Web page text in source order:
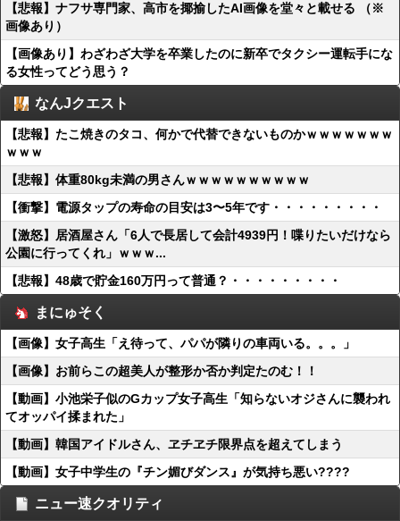
【悲報】ナフサ専門家、高市を揶揄したAI画像を堂々と載せる （※
画像あり）
【画像あり】わざわざ大学を卒業したのに新卒でタクシー運転手にな
る女性ってどう思う？
なんJクエスト
【悲報】たこ焼きのタコ、何かで代替できないものかｗｗｗｗｗｗｗ
ｗｗｗ
【悲報】体重80kg未満の男さんｗｗｗｗｗｗｗｗｗｗ
【衝撃】電源タップの寿命の目安は3〜5年です・・・・・・・・・
【激怒】居酒屋さん「6人で長居して会計4939円！喋りたいだけなら
公園に行ってくれ」ｗｗｗ...
【悲報】48歳で貯金160万円って普通？・・・・・・・・・
まにゅそく
【画像】女子高生「え待って、パパが隣りの車両いる。。。」
【画像】お前らこの超美人が整形か否か判定たのむ！！
【動画】小池栄子似のGカップ女子高生「知らないオジさんに襲われ
てオッパイ揉まれた」
【動画】韓国アイドルさん、ヱチヱチ限界点を超えてしまう
【動画】女子中学生の『チン媚びダンス』が気持ち悪い????
ニュー速クオリティ